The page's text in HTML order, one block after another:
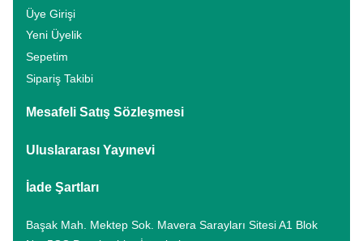
Üye Girişi
Yeni Üyelik
Sepetim
Sipariş Takibi
Mesafeli Satış Sözleşmesi
Uluslararası Yayınevi
İade Şartları
Başak Mah. Mektep Sok. Mavera Sarayları Sitesi A1 Blok